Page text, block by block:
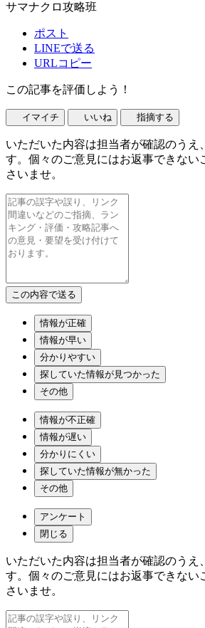
サマナクロ攻略班
ポスト
LINEで送る
URLコピー
この記事を評価しよう！
イマイチ いいね 指摘する
いただいた内容は担当者が確認のうえ
す。個々のご意見にはお返事できない
さいませ。
情報が正確
情報が早い
分かりやすい
探していた情報が見つかった
その他
情報が不正確
情報が遅い
分かりにくい
探していた情報が無かった
その他
アンケート
閉じる
いただいた内容は担当者が確認のうえ
す。個々のご意見にはお返事できない
さいませ。